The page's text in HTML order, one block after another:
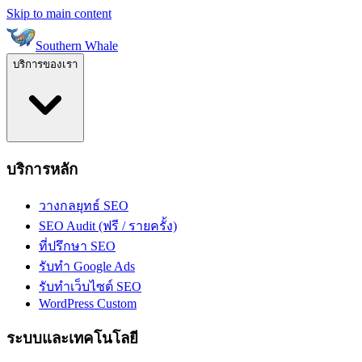
Skip to main content
Southern Whale
บริการของเรา
บริการหลัก
วางกลยุทธ์ SEO
SEO Audit (ฟรี / รายครั้ง)
ที่ปรึกษา SEO
รับทำ Google Ads
รับทำเว็บไซต์ SEO
WordPress Custom
ระบบและเทคโนโลยี